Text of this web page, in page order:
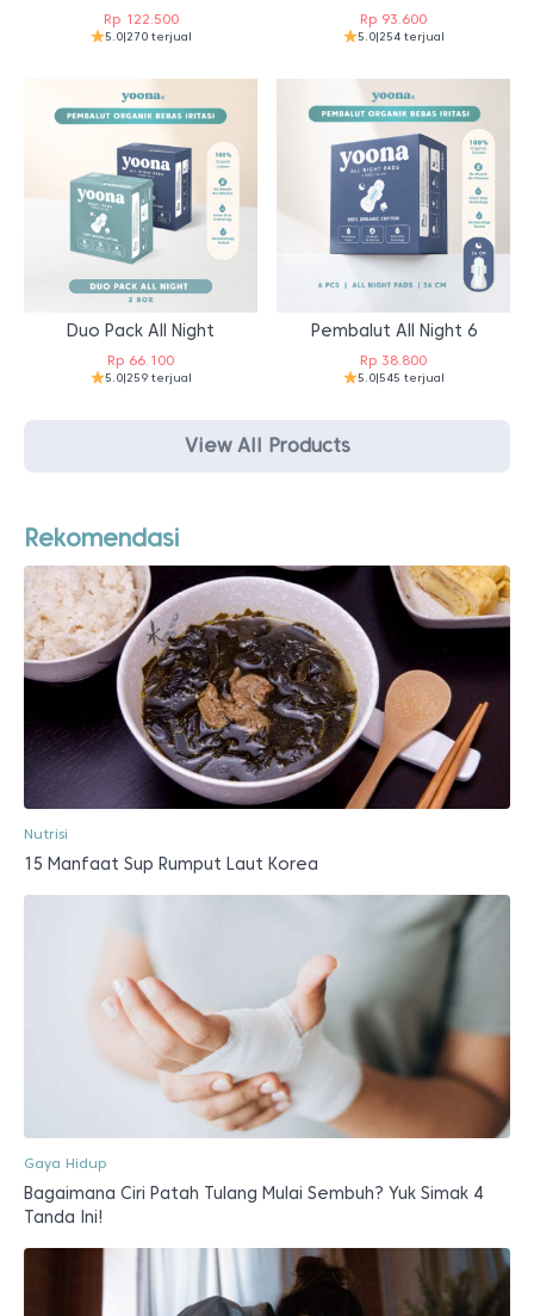
Rp122.500
5.0|270 terjual
Rp 93.600
5.0|254 terjual
Duo Pack All Night
Rp 66.100
5.0|259 terjual
Pembalut All Night 6
Rp 38.800
5.0|545 terjual
View All Products
Rekomendasi
Nutrisi
15 Manfaat Sup Rumput Laut Korea
Gaya Hidup
Bagaimana Ciri Patah Tulang Mulai Sembuh? Yuk Simak 4
Tanda Ini!